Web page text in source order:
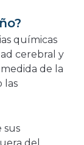
químicas
cerebral y
de la
las
sus